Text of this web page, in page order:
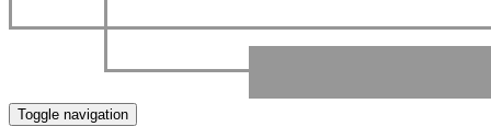
Toggle navigation